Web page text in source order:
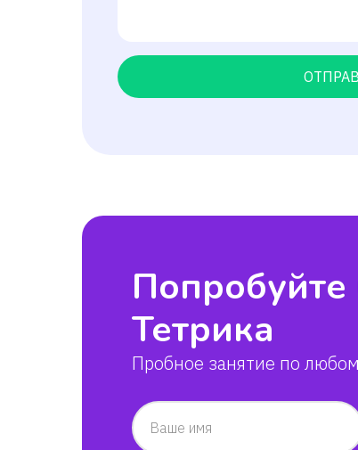
Тетрика
Пробное занятие по
Ваше имя